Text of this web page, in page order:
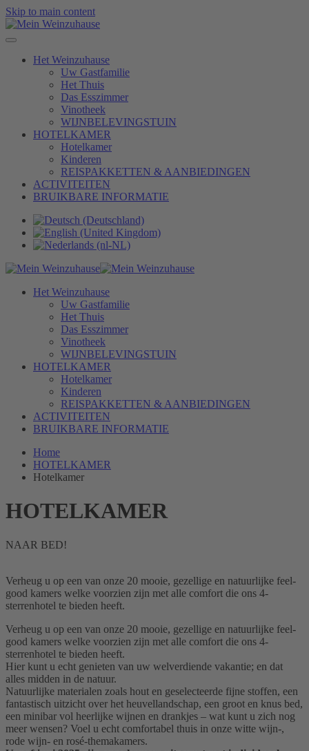
Skip to main content
Het Weinzuhause
Uw Gastfamilie
Het Thuis
Das Esszimmer
Vinotheek
WIJNBELEVINGSTUIN
HOTELKAMER
Hotelkamer
Kinderen
REISPAKKETTEN & AANBIEDINGEN
ACTIVITEITEN
BRUIKBARE INFORMATIE
Het Weinzuhause
Uw Gastfamilie
Het Thuis
Das Esszimmer
Vinotheek
WIJNBELEVINGSTUIN
HOTELKAMER
Hotelkamer
Kinderen
REISPAKKETTEN & AANBIEDINGEN
ACTIVITEITEN
BRUIKBARE INFORMATIE
Home
HOTELKAMER
Hotelkamer
HOTELKAMER
NAAR BED!
Verheug u op een van onze 20 mooie, gezellige en natuurlijke feel-
good kamers welke voorzien zijn met alle comfort die ons 4-
sterrenhotel te bieden heeft.
Verheug u op een van onze 20 mooie, gezellige en natuurlijke feel-
good kamers welke voorzien zijn met alle comfort die ons 4-
sterrenhotel te bieden heeft.
Hier kunt u echt genieten van uw welverdiende vakantie; en dat
alles midden in de natuur.
Natuurlijke materialen zoals hout en geselecteerde fijne stoffen, een
fantastisch uitzicht over het heuvellandschap, een groot en knus bed,
een minibar vol heerlijke wijnen en drankjes – wat kunt u zich nog
meer wensen? Voel u echt comfortabel thuis in onze witte wijn-,
rode wijn- en rosé-themakamers.